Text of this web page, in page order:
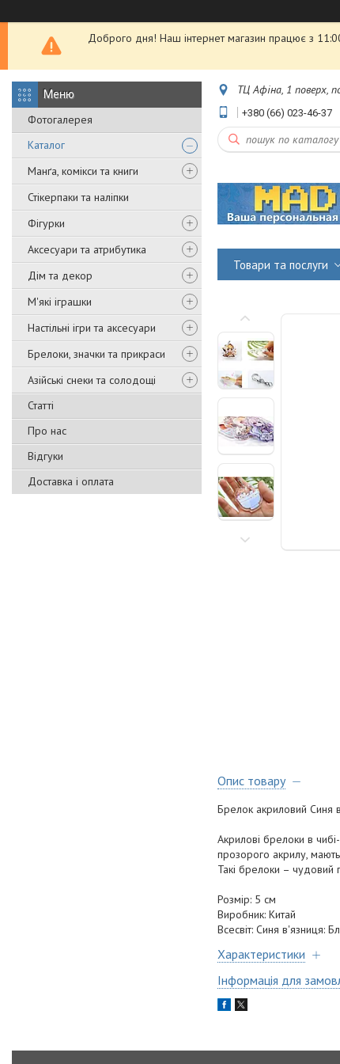
Доброго дня! Наш інтернет магазин працює з
Фотогалерея
Каталог
Манґа, комікси та книги
Стікерпаки та наліпки
Фігурки
Аксесуари та атрибутика
Дім та декор
М'які іграшки
Настільні ігри та аксесуари
Брелоки, значки та прикраси
Азійські снеки та солодощі
Статті
Про нас
Відгуки
Доставка і оплата
ТЦ Афіна, 1 поверх,
+380 (66) 023-46-37
Товари та послуги
Опис товару
Брелок акриловий Синя
Акрилові брелоки в
прозорого акрилу,
Такі брелоки – чудовий
Розмір: 5 см
Виробник: Китай
Всесвіт: Синя в'язниця:
Характеристики
Інформація для